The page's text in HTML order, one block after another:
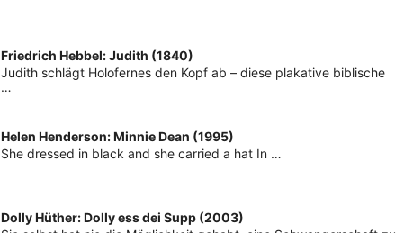
Friedrich Hebbel: Judith (1840)
Judith schlägt Holofernes den Kopf ab – diese plakative biblische
…
Helen Henderson: Minnie Dean (1995)
She dressed in black and she carried a hat In …
Dolly Hüther: Dolly ess dei Supp (2003)